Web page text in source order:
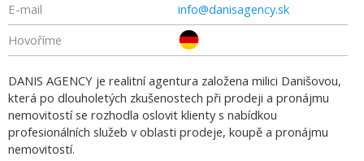
E-mail
info@danisagency.sk
Hovoříme
DANIS AGENCY je realitní agentura založena milici Danišovou,
která po dlouholetých zkušenostech při prodeji a pronájmu
nemovitostí se rozhodla oslovit klienty s nabídkou
profesionálních služeb v oblasti prodeje, koupě a pronájmu
nemovitostí.